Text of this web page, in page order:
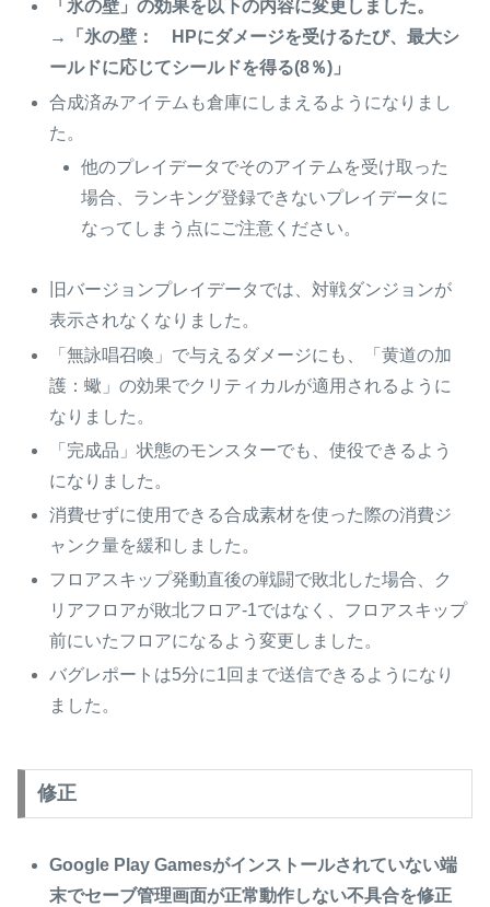
「氷の壁」の効果を以下の内容に変更しました。
→「氷の壁： HPにダメージを受けるたび、最大シ
ールドに応じてシールドを得る(8％)」
合成済みアイテムも倉庫にしまえるようになりまし
た。
他のプレイデータでそのアイテムを受け取った
場合、ランキング登録できないプレイデータに
なってしまう点にご注意ください。
旧バージョンプレイデータでは、対戦ダンジョンが
表示されなくなりました。
「無詠唱召喚」で与えるダメージにも、「黄道の加
護：蠍」の効果でクリティカルが適用されるように
なりました。
「完成品」状態のモンスターでも、使役できるよう
になりました。
消費せずに使用できる合成素材を使った際の消費ジ
ャンク量を緩和しました。
フロアスキップ発動直後の戦闘で敗北した場合、ク
リアフロアが敗北フロア-1ではなく、フロアスキップ
前にいたフロアになるよう変更しました。
バグレポートは5分に1回まで送信できるようになり
ました。
修正
Google Play Gamesがインストールされていない端
末でセーブ管理画面が正常動作しない不具合を修正